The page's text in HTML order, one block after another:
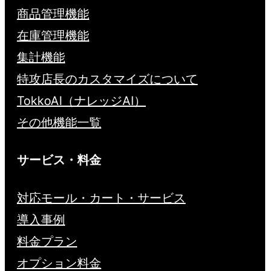
商品管理機能
在庫管理機能
集計機能
特攻店長のカスタマイズについて
TokkoAI（ナレッジAI）
その他機能一覧
サービス・料金
対応モール・カート・サービス
導入事例
料金プラン
オプション料金